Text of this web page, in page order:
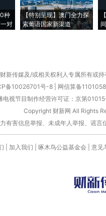
种
对
【特别呈现】澳门全力探
索葡语国家新渠道
新传媒及/或相关权利人专属所有或
备10026701号-8 网信算备
电视节目制作经营许可证：京第01015
Copyright 财新网 All Rights
有害信息举报、未成年人举报、
加入我们 啄木鸟公益基金会 意见